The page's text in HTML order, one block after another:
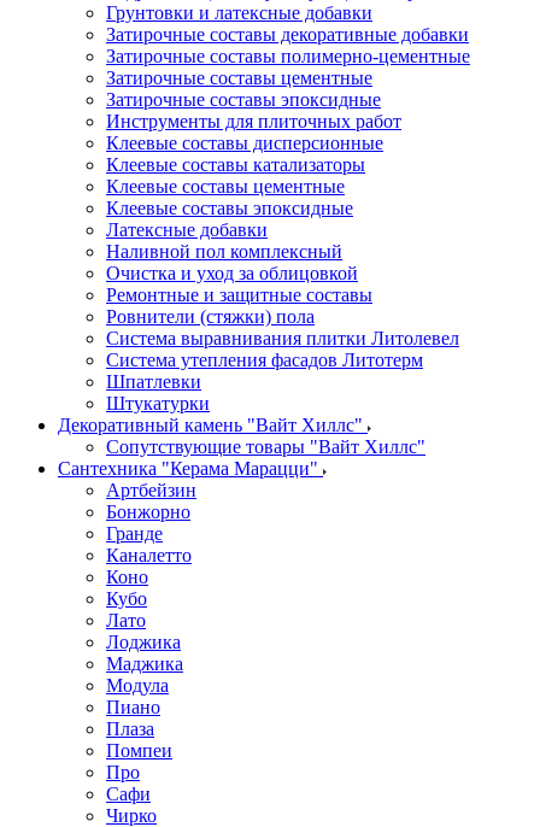
Грунтовки и латексные добавки
Затирочные составы декоративные добавки
Затирочные составы полимерно-цементные
Затирочные составы цементные
Затирочные составы эпоксидные
Инструменты для плиточных работ
Клеевые составы дисперсионные
Клеевые составы катализаторы
Клеевые составы цементные
Клеевые составы эпоксидные
Латексные добавки
Наливной пол комплексный
Очистка и уход за облицовкой
Ремонтные и защитные составы
Ровнители (стяжки) пола
Система выравнивания плитки Литолевел
Система утепления фасадов Литотерм
Шпатлевки
Штукатурки
Декоративный камень "Вайт Хиллс"
Сопутствующие товары "Вайт Хиллс"
Сантехника "Керама Марацци"
Артбейзин
Бонжорно
Гранде
Каналетто
Коно
Кубо
Лато
Лоджика
Маджика
Модула
Пиано
Плаза
Помпеи
Про
Сафи
Чирко